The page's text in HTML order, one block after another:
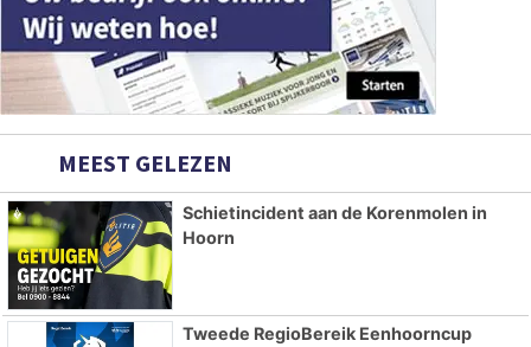
MEEST GELEZEN
Schietincident aan de Korenmolen in
Hoorn
Tweede RegioBereik Eenhoorncup